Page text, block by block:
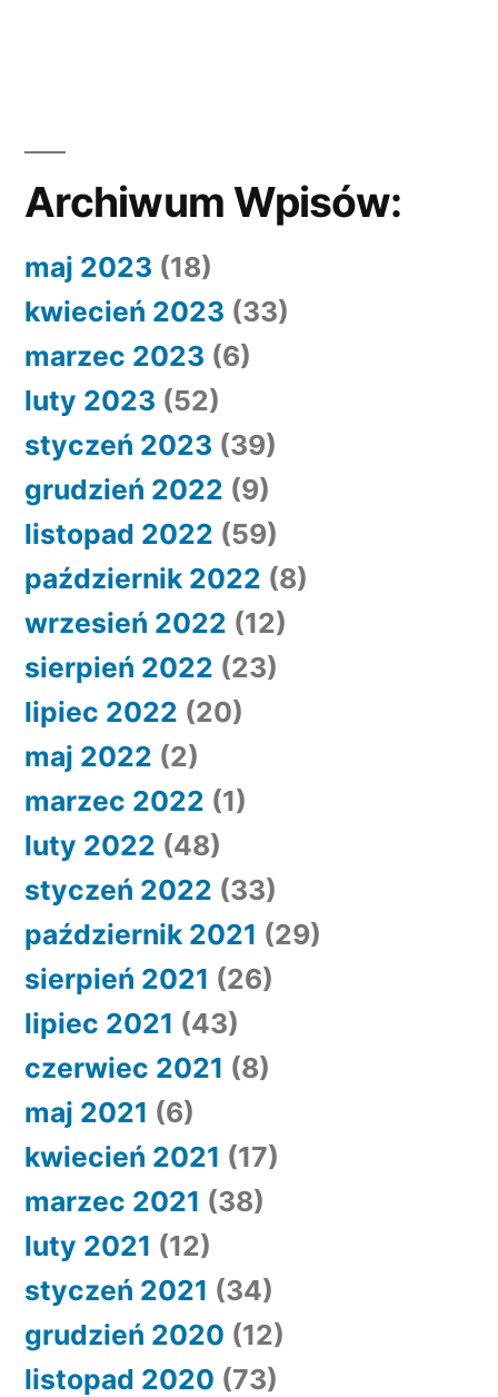
Archiwum Wpisów:
maj 2023 (18)
kwiecień 2023 (33)
marzec 2023 (6)
luty 2023 (52)
styczeń 2023 (39)
grudzień 2022 (9)
listopad 2022 (59)
październik 2022 (8)
wrzesień 2022 (12)
sierpień 2022 (23)
lipiec 2022 (20)
maj 2022 (2)
marzec 2022 (1)
luty 2022 (48)
styczeń 2022 (33)
październik 2021 (29)
sierpień 2021 (26)
lipiec 2021 (43)
czerwiec 2021 (8)
maj 2021 (6)
kwiecień 2021 (17)
marzec 2021 (38)
luty 2021 (12)
styczeń 2021 (34)
grudzień 2020 (12)
listopad 2020 (73)